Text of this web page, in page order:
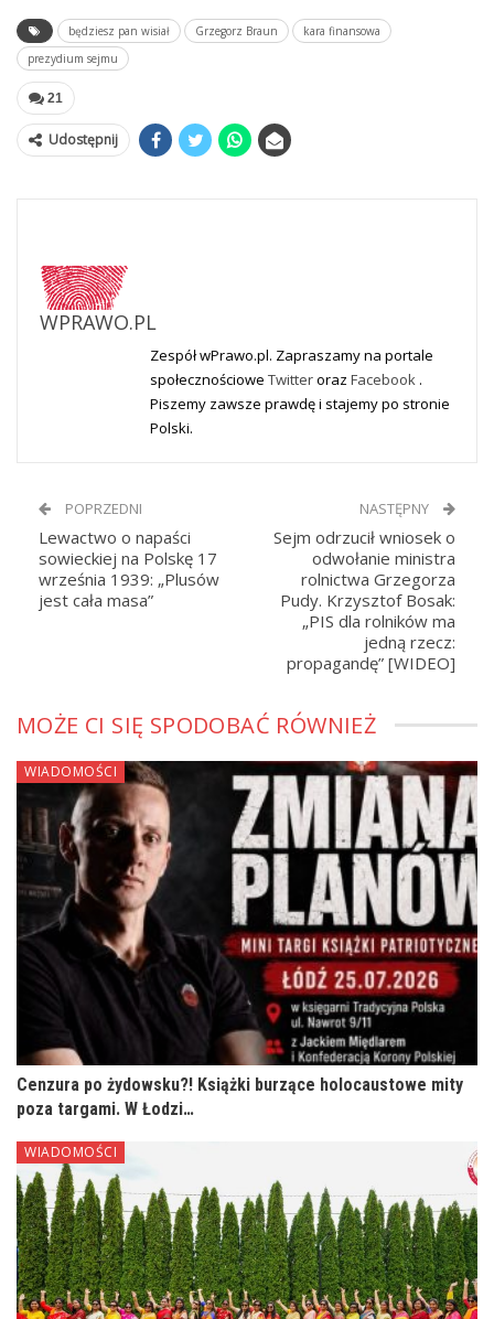
będziesz pan wisiał Grzegorz Braun
kara finansowa
prezydium sejmu
21
Udostępnij
WPRAWO.PL
Zespół wPrawo.pl. Zapraszamy na portale
społecznościowe Twitteroraz Facebook .
Piszemy zawsze prawdę i stajemy po stronie
Polski.
POPRZEDNI
Lewactwo o napaści
sowieckiej na Polskę 17
września 1939: „Plusów
jest cała masa”
NASTĘPNY
Sejm odrzucił wniosek o
odwołanie ministra
rolnictwa Grzegorza
Pudy. Krzysztof Bosak:
„PIS dla rolników ma
jedną rzecz:
propagandę” [WIDEO]
MOŻE CI SIĘ SPODOBAĆ RÓWNIEŻ
WIADOMOŚCI
Cenzura po żydowsku?! Książki burzące holocaustowe mity
poza targami. W Łodzi…
WIADOMOŚCI